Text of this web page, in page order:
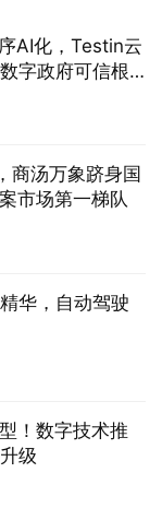
AI化，Testin云
字政府可信根
商汤万象跻身国
市场第一梯队
华，自动驾驶
！数字技术推
级